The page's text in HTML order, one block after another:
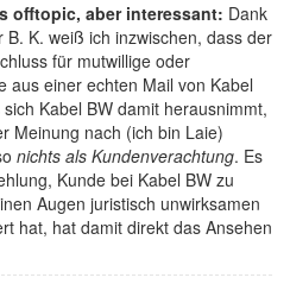
offtopic, aber interessant: Dank
K. weiß ich inzwischen, dass der
für mutwillige oder
aus einer echten Mail von Kabel
Kabel BW damit herausnimmt,
Meinung nach (ich bin Laie)
nichts als Kundenverachtung. Es
Kunde bei Kabel BW zu
Augen juristisch unwirksamen
hat, hat damit direkt das Ansehen